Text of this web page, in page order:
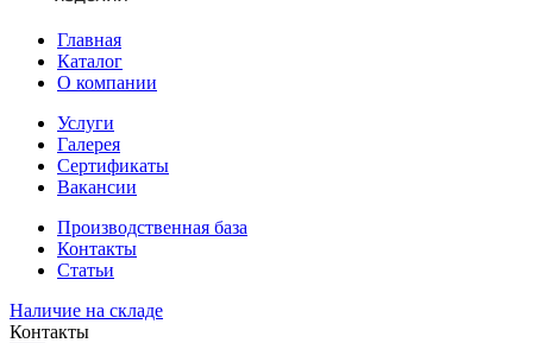
Главная
Каталог
О компании
Услуги
Галерея
Сертификаты
Вакансии
Производственная база
Контакты
Статьи
Наличие на складе
Контакты